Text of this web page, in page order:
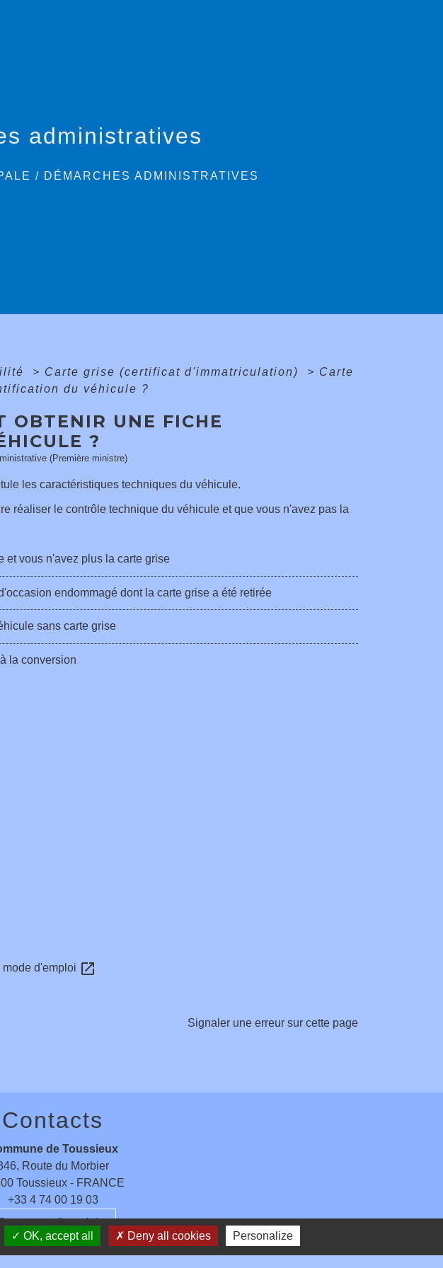
administratives
/ DÉMARCHES ADMINISTRATIVES
> Carte grise (certificat d'immatriculation) > Carte
du véhicule ?
OBTENIR UNE FICHE
?
(Première ministre)
les caractéristiques techniques du véhicule.
réaliser le contrôle technique du véhicule et que vous n'avez pas la
et vous n'avez plus la carte grise
endommagé dont la carte grise a été retirée
sans carte grise
la conversion
d'emploi open_in_new
Signaler une erreur sur cette page
Contacts
de Toussieux
Route du Morbier
Toussieux - FRANCE
+33 4 74 00 19 03
par formulaire
OK, accept all Deny all cookies Personalize